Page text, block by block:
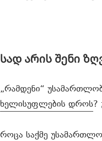
სად არის შენი
„რამდენი“
ხელისუფლების დროს?
როცა საქმე